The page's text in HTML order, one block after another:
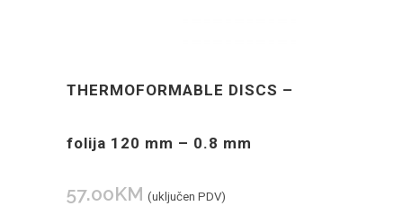
THERMOFORMABLE DISCS –
folija 120 mm – 0.8 mm
57.00KM (uključen PDV)